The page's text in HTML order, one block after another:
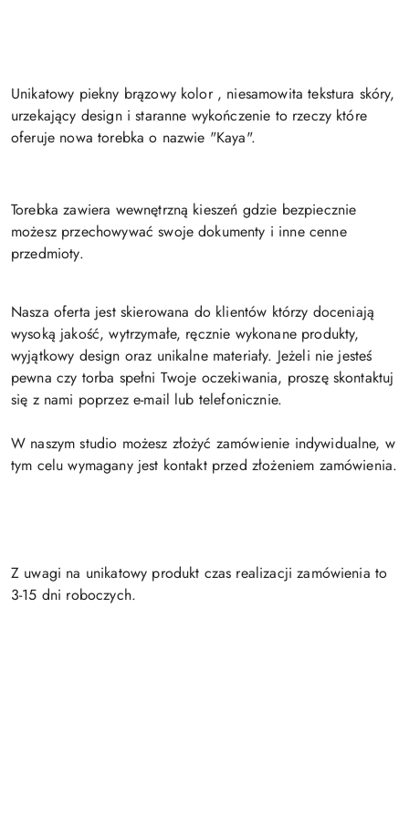
Unikatowy piekny brązowy kolor , niesamowita tekstura skóry,
urzekający design i staranne wykończenie to rzeczy które
oferuje nowa torebka o nazwie "Kaya".
Torebka zawiera wewnętrzną kieszeń gdzie bezpiecznie
możesz przechowywać swoje dokumenty i inne cenne
przedmioty.
Nasza oferta jest skierowana do klientów którzy doceniają
wysoką jakość, wytrzymałe, ręcznie wykonane produkty,
wyjątkowy design oraz unikalne materiały. Jeżeli nie jesteś
pewna czy torba spełni Twoje oczekiwania, proszę skontaktuj
się z nami poprzez e-mail lub telefonicznie.
W naszym studio możesz złożyć zamówienie indywidualne, w
tym celu wymagany jest kontakt przed złożeniem zamówienia.
Z uwagi na unikatowy produkt czas realizacji zamówienia to
3-15 dni roboczych.